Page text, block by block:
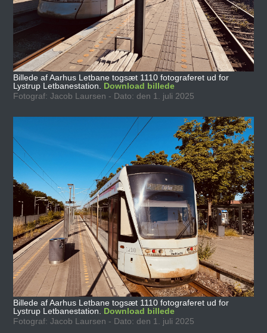
Billede af Aarhus Letbane togsæt 1110 fotograferet ud for
Lystrup Letbanestation. Download billede
Fotograf: Jacob Laursen - Dato: den 1. juli 2025
Billede af Aarhus Letbane togsæt 1110 fotograferet ud for
Lystrup Letbanestation. Download billede
Fotograf: Jacob Laursen - Dato: den 1. juli 2025